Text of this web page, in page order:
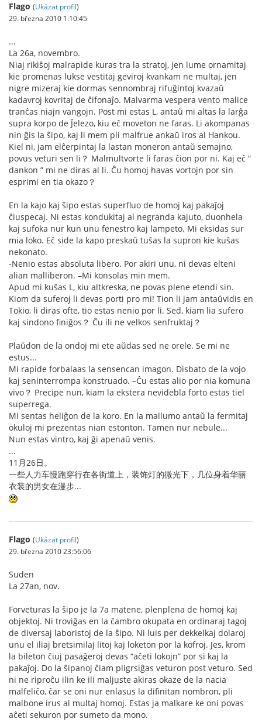
Flago (Ukázat profil)
29. března 2010 1:10:45
...
La 26a, novembro.
Niaj rikiŝoj malrapide kuras tra la stratoj, jen lume ornamitaj
kie promenas lukse vestitaj geviroj kvankam ne multaj, jen
nigre mizeraj kie dormas sennombraj rifuĝintoj kvazaŭ
kadavroj kovritaj de ĉifonaĵo. Malvarma vespera vento malice
tranĉas niajn vangojn. Post mi estas L, antaŭ mi altas la larĝa
supra korpo de Ĵelezo, kiu eĉ moveton ne faras. Li akompanas
nin ĝis la ŝipo, kaj li mem pli malfrue ankaŭ iros al Hankou.
Kiel ni, jam elĉerpintaj la lastan moneron antaŭ semajno,
povus veturi sen li？ Malmultvorte li faras ĉion por ni. Kaj eĉ “
dankon ” mi ne diras al li. Ĉu homoj havas vortojn por sin
esprimi en tia okazo？
En la kajo kaj ŝipo estas superfluo de homoj kaj pakaĵoj
ĉiuspecaj. Ni estas kondukitaj al negranda kajuto, duonhela
kaj sufoka nur kun unu fenestro kaj lampeto. Mi eksidas sur
mia loko. Eĉ side la kapo preskaŭ tuŝas la supron kie kuŝas
nekonato.
-Nenio estas absoluta libero. Por akiri unu, ni devas elteni
alian malliberon. –Mi konsolas min mem.
Apud mi kuŝas L, kiu altkreska, ne povas plene etendi sin.
Kiom da suferoj li devas porti pro mi! Tion li jam antaŭvidis en
Tokio, li diras ofte, tio estas nenio por li. Sed, kiam lia sufero
kaj sindono finiĝos？ Ĉu ili ne velkos senfruktaj？
Plaŭdon de la ondoj mi ete aŭdas sed ne orele. Se mi ne
estus...
Mi rapide forbalaas la sensencan imagon. Disbato de la vojo
kaj seninterrompa konstruado. –Ĉu estas alio por nia komuna
vivo？ Precipe nun, kiam la ekstera nevidebla forto estas tiel
superrega.
Mi sentas heliĝon de la koro. En la mallumo antaŭ la fermitaj
okuloj mi prezentas nian estonton. Tamen nur nebule...
Nun estas vintro, kaj ĝi apenaŭ venis.
...
11月26日。
一些人力车慢跑穿行在各街道上，装饰灯的微光下，几位身着华丽
衣装的男女在漫步...
Flago (Ukázat profil)
29. března 2010 23:56:06
Suden
La 27an, nov.
Forveturas la ŝipo je la 7a matene, plenplena de homoj kaj
objektoj. Ni troviĝas en la ĉambro okupata en ordinaraj tagoj
de diversaj laboristoj de la ŝipo. Ni luis per dekkelkaj dolaroj
unu el iliaj bretsimilaj litoj kaj loketon por la kofroj. Jes, krom
la bileton ĉiuj pasaĝeroj devas “aĉeti lokojn” por si kaj la
pakaĵoj. Do la ŝipanoj ĉiam pligrsiĝas veturon post veturo. Sed
ni ne riproĉu ilin ke ili maljuste akiras okaze de la nacia
malfeliĉo, ĉar se oni nur enlasus la difinitan nombron, pli
malbone irus al multaj homoj. Estas ja malkare ke oni povas
aĉeti sekuron por sumeto da mono.